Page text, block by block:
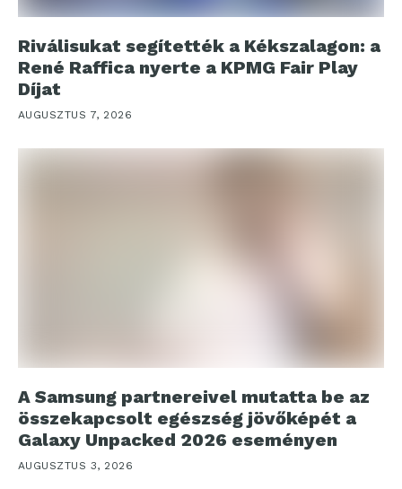
Riválisukat segítették a Kékszalagon: a
René Raffica nyerte a KPMG Fair Play
Díjat
AUGUSZTUS 7, 2026
A Samsung partnereivel mutatta be az
összekapcsolt egészség jövőképét a
Galaxy Unpacked 2026 eseményen
AUGUSZTUS 3, 2026